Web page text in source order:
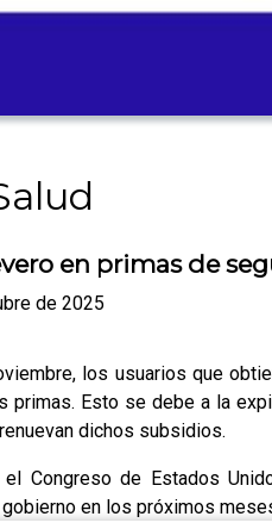
en primas de
de 2025
los usuarios que
primas. Esto se debe a la
dichos subsidios.
Congreso de Estados
en los próximos